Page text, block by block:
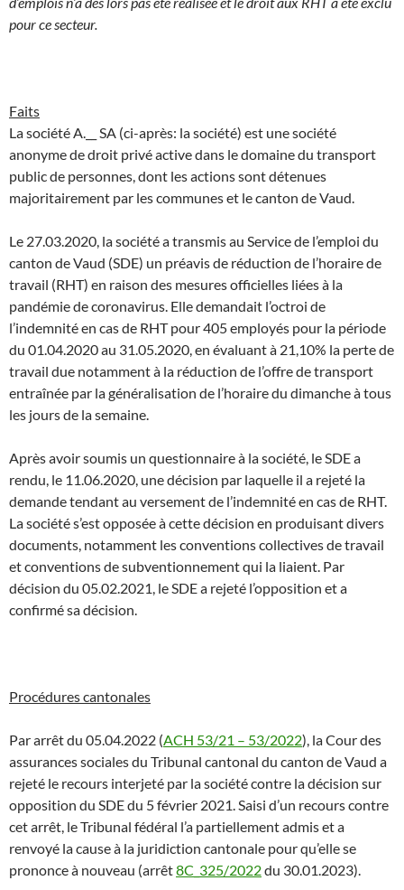
pour ce secteur.
Faits
La société A.__ SA (ci-après: la société) est une société
anonyme de droit privé active dans le domaine du transport
public de personnes, dont les actions sont détenues
majoritairement par les communes et le canton de Vaud.
Le 27.03.2020, la société a transmis au Service de l’emploi du
canton de Vaud (SDE) un préavis de réduction de l’horaire de
travail (RHT) en raison des mesures officielles liées à la
pandémie de coronavirus. Elle demandait l’octroi de
l’indemnité en cas de RHT pour 405 employés pour la période
du 01.04.2020 au 31.05.2020, en évaluant à 21,10% la perte de
travail due notamment à la réduction de l’offre de transport
entraînée par la généralisation de l’horaire du dimanche à tous
les jours de la semaine.
Après avoir soumis un questionnaire à la société, le SDE a
rendu, le 11.06.2020, une décision par laquelle il a rejeté la
demande tendant au versement de l’indemnité en cas de RHT.
La société s’est opposée à cette décision en produisant divers
documents, notamment les conventions collectives de travail
et conventions de subventionnement qui la liaient. Par
décision du 05.02.2021, le SDE a rejeté l’opposition et a
confirmé sa décision.
Procédures cantonales
Par arrêt du 05.04.2022 (ACH 53/21 – 53/2022), la Cour des
assurances sociales du Tribunal cantonal du canton de Vaud a
rejeté le recours interjeté par la société contre la décision sur
opposition du SDE du 5 février 2021. Saisi d’un recours contre
cet arrêt, le Tribunal fédéral l’a partiellement admis et a
renvoyé la cause à la juridiction cantonale pour qu’elle se
prononce à nouveau (arrêt8C_325/2022du 30.01.2023).